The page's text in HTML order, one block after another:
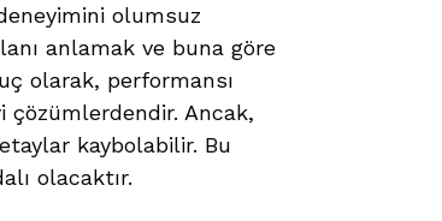
olumsuz
anlamak ve buna göre
olarak, performansı
Ancak,
kaybolabilir. Bu
olacaktır.